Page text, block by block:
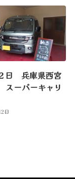
日 兵庫県西宮
ーパーキャリ
日